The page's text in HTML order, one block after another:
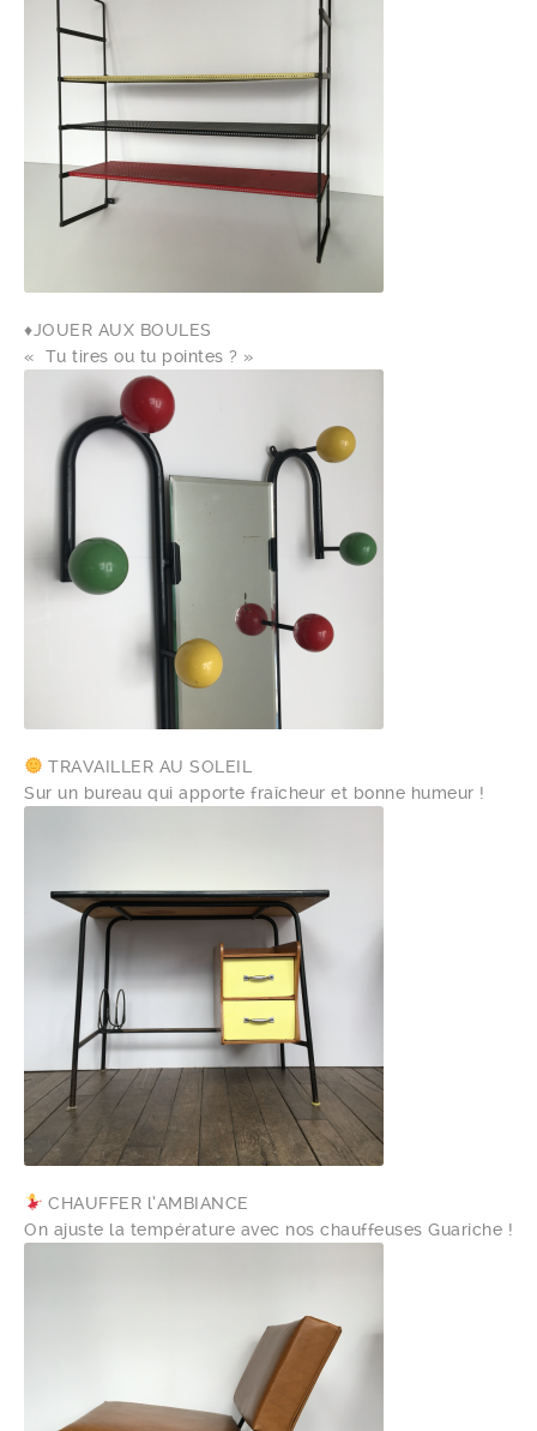
♦️JOUER AUX BOULES
« Tu tires ou tu pointes ? »
TRAVAILLER AU SOLEIL
Sur un bureau qui apporte fraîcheur et bonne humeur !
CHAUFFER l’AMBIANCE
On ajuste la température avec nos chauffeuses Guariche !